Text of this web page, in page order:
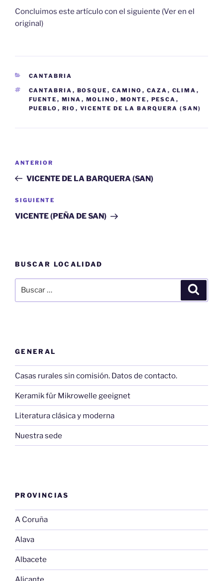
Concluimos este artículo con el siguiente (Ver en el
original)
CATEGORÍAS
CANTABRIA
ETIQUETAS
CANTABRIA , BOSQUE , CAMINO , CAZA , CLIMA ,
FUENTE , MINA , MOLINO , MONTE , PESCA ,
PUEBLO , RIO , VICENTE DE LA BARQUERA (SAN)
entradas
Entrada
anterior:
ANTERIOR
VICENTE DE LA BARQUERA (SAN)
Siguiente
entrada
SIGUIENTE
VICENTE (PEÑA DE SAN)
BUSCAR LOCALIDAD
por:
GENERAL
Casas rurales sin comisión. Datos de contacto.
Keramik für Mikrowelle geeignet
Literatura clásica y moderna
Nuestra sede
PROVINCIAS
A Coruña
Alava
Albacete